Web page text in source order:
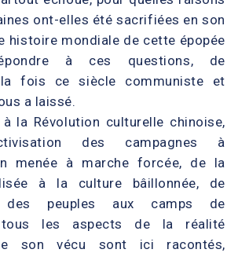
ont-elles été sacrifiées en son
histoire mondiale de cette épopée
à ces questions, de
fois ce siècle communiste et
a laissé.
à la Révolution culturelle chinoise,
des campagnes à
menée à marche forcée, de la
à la culture bâillonnée, de
des peuples aux camps de
tous les aspects de la réalité
son vécu sont ici racontés,